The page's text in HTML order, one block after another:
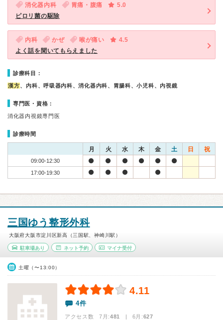
消化器内科 胃痛・腹痛
5.0
ピロリ菌の駆除
内科 かぜ 喉が痛い
4.5
よく話を聞いてもらえました
診療科目：
漢方、内科、呼吸器内科、消化器内科、胃腸科、小児科、内視鏡
専門医・資格：
消化器内視鏡専門医
診療時間
月 火 水 木 金 土 日 祝
09:00-12:30
17:00-19:30
三国ゆう整形外科
大阪府大阪市淀川区新高（三国駅、神崎川駅）
駐車場あり ネット予約 マイナ受付
土曜（〜13:00）
4.11
4件
アクセス数 7月:481 | 6月:627